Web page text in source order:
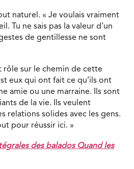
naturel. « Je voulais vraiment
Tu ne sais pas la valeur d’un
de gentillesse ne sont
rôle sur le chemin de cette
eux qui ont fait ce qu’ils ont
amie ou une marraine. Ils sont
de la vie. Ils veulent
relations solides avec les gens.
pour réussir ici. »
des balados Quand les